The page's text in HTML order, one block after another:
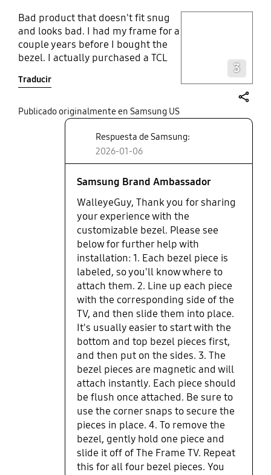
Bad product that doesn't fit snug
and looks bad. I had my frame for a
couple years before I bought the
bezel. I actually purchased a TCL
style TV, and it came with a free
looked nice so it encouraged me to
buy this bezel. What a waste of
money. It actually looks worse than
the TV because it's warped and
doesn't fit snug on the corners. I'm
an hour into trying to return this
jumping through their online
hoops and they still want me to pay
a restocking fee for a terrible
product. Do yourself a favor in the
kids a different bezel. Or, better
yet, if you haven't already bought
the TV by a TCL instead. Much
better product
Traducir
3
Publicado originalmente en Samsung US
Respuesta de Samsung:
2026-01-06
Samsung Brand Ambassador
WalleyeGuy, Thank you for sharing
your experience with the
customizable bezel. Please see
below for further help with
installation: 1. Each bezel piece is
labeled, so you'll know where to
attach them. 2. Line up each piece
with the corresponding side of the
TV, and then slide them into place.
It's usually easier to start with the
bottom and top bezel pieces first,
and then put on the sides. 3. The
bezel pieces are magnetic and will
attach instantly. Each piece should
be flush once attached. Be sure to
use the corner snaps to secure the
pieces in place. 4. To remove the
bezel, gently hold one piece and
slide it off of The Frame TV. Repeat
this for all four bezel pieces. You